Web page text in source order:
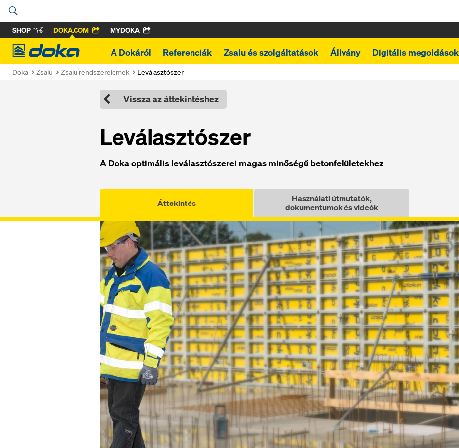
SHOP DOKA.COM MYDOKA
Doka
A Dokáról Referenciák Zsalu és szolgáltatások Állvány Digitális megoldások
Doka Zsalu Zsalu rendszerelemek Leválasztószer
Vissza az áttekintéshez
Leválasztószer
A Doka optimális leválasztószerei magas minőségű betonfelületekhez
Áttekintés
Használati útmutatók,
dokumentumok és videók